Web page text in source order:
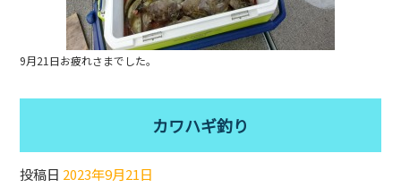
9月21日お疲れさまでした。
カワハギ釣り
投稿日 2023年9月21日